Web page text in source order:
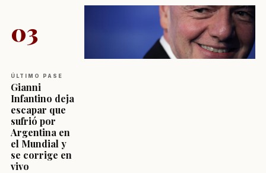
03
ÚLTIMO PASE
Gianni
Infantino deja
escapar que
sufrió por
Argentina en
el Mundial y
se corrige en
vivo